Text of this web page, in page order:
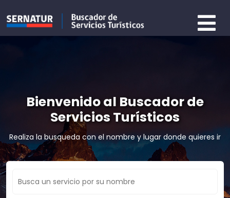
Bienvenido al Buscador de
Servicios Turísticos
Realiza la busqueda con el nombre y lugar donde quieres ir